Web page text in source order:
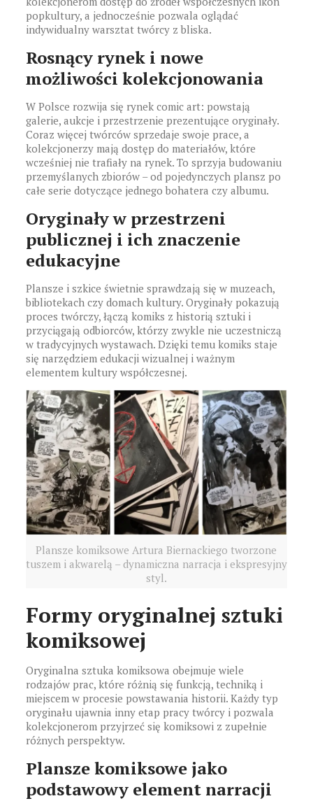
popkultury, a jednocześnie pozwala oglądać
indywidualny warsztat twórcy z bliska.
Rosnący rynek i nowe
możliwości kolekcjonowania
W Polsce rozwija się rynek comic art: powstają
galerie, aukcje i przestrzenie prezentujące oryginały.
Coraz więcej twórców sprzedaje swoje prace, a
kolekcjonerzy mają dostęp do materiałów, które
wcześniej nie trafiały na rynek. To sprzyja budowaniu
przemyślanych zbiorów – od pojedynczych plansz po
całe serie dotyczące jednego bohatera czy albumu.
Oryginały w przestrzeni
publicznej i ich znaczenie
edukacyjne
Plansze i szkice świetnie sprawdzają się w muzeach,
bibliotekach czy domach kultury. Oryginały pokazują
proces twórczy, łączą komiks z historią sztuki i
przyciągają odbiorców, którzy zwykle nie uczestniczą
w tradycyjnych wystawach. Dzięki temu komiks staje
się narzędziem edukacji wizualnej i ważnym
elementem kultury współczesnej.
Plansze komiksowe Artura Biernackiego tworzone
tuszem i akwarelą – dynamiczna narracja i ekspresyjny
styl.
Formy oryginalnej sztuki
komiksowej
Oryginalna sztuka komiksowa obejmuje wiele
rodzajów prac, które różnią się funkcją, techniką i
miejscem w procesie powstawania historii. Każdy typ
oryginału ujawnia inny etap pracy twórcy i pozwala
kolekcjonerom przyjrzeć się komiksowi z zupełnie
różnych perspektyw.
Plansze komiksowe jako
podstawowy element narracji